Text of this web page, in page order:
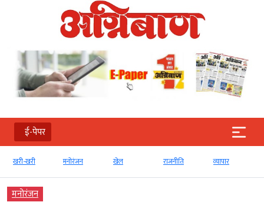
ई-पेपर
खरी-खरी मनोरंजन खेल राजनीति व्‍यापार
मनोरंजन